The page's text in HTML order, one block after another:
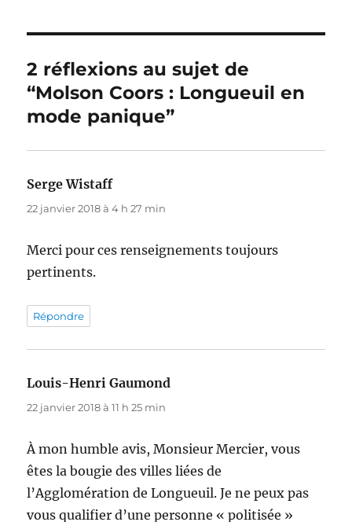
2 réflexions au sujet de
“Molson Coors : Longueuil en
mode panique”
Serge Wistaffdit :
22 janvier 2018 à 4 h 27 min
Merci pour ces renseignements toujours
pertinents.
Répondre
Louis-Henri Gaumond
22 janvier 2018 à 11 h 25 min
À mon humble avis, Monsieur Mercier, vous
êtes la bougie des villes liées de
l’Agglomération de Longueuil. Je ne peux pas
vous qualifier d’une personne « politisée »